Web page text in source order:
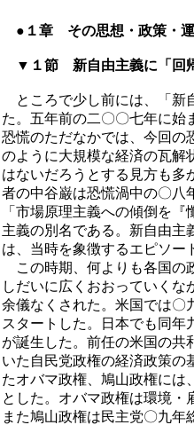
●１章 その思想・政策・運
▼１節 新自由主義に「回
ところで少し前には、「新
た。五年前の二〇〇七年に始
恐慌のただなかでは、今回の
のように大規模な経済の瓦解
はないだろうとする見方も多
者の中谷巌は恐慌渦中の〇八
「市場原理主義への傾倒を
主義の別名である。新自由主
は、当時を象徴するエピソー
この時期、何よりも各国の
しだいに広くおおっていく
余儀なくされた。米国では〇
スタートした。日本でも同年
が誕生した。前任の米国の共
いた自民党政権の経済政策の
たオバマ政権、鳩山政権には
とした。オバマ政権は環境・
また鳩山政権は民主党〇九